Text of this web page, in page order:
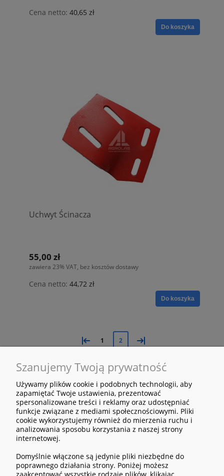
Cena netto: 40,65 zł
Do koszyka
Uchwyt Ścinacza
55,00 zł
zawiera 23% VAT, bez kosztów dostawy
Cena netto: 44,72 zł
Do koszyka
« 1 2 »
POMOC
MOJE KONTO
Szanujemy Twoją prywatność
Używamy plików cookie i podobnych technologii, aby
zapamiętać Twoje ustawienia, prezentować
spersonalizowane treści i reklamy oraz udostępniać
funkcje związane z mediami społecznościowymi. Pliki
cookie wykorzystujemy również do mierzenia ruchu i
analizowania sposobu korzystania z naszej strony
internetowej.
Domyślnie włączone są jedynie pliki niezbędne do
poprawnego działania strony. Poniżej możesz